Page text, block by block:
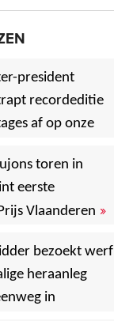
president
recordeditie
af op onze
toren in
eerste
Vlaanderen »
bezoekt werf
heraanleg
in